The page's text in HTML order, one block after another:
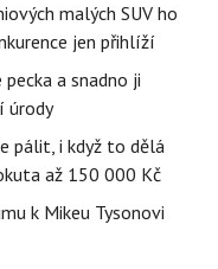
malých SUV ho
jen přihlíží
a snadno ji
úrody
pálit, i když to dělá
až 150 000 Kč
k Mikeu Tysonovi